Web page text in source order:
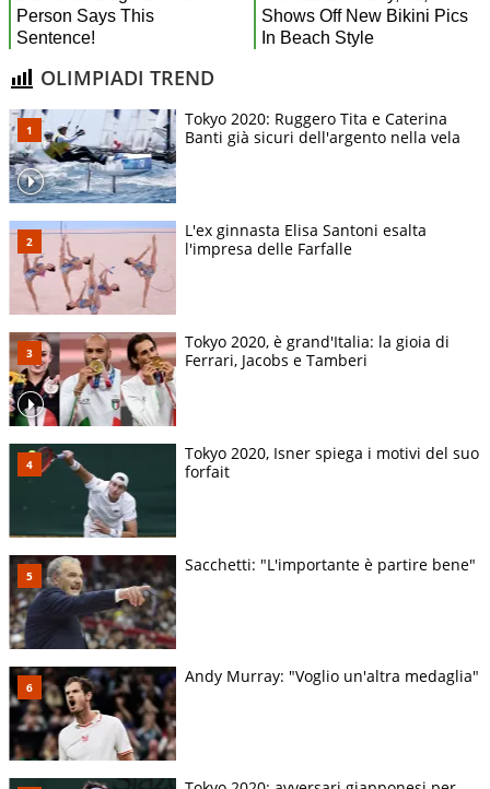
OLIMPIADI TREND
Tokyo 2020: Ruggero Tita e Caterina
Banti già sicuri dell'argento nella vela
L'ex ginnasta Elisa Santoni esalta
l'impresa delle Farfalle
Tokyo 2020, è grand'Italia: la gioia di
Ferrari, Jacobs e Tamberi
Tokyo 2020, Isner spiega i motivi del suo
forfait
Sacchetti: "L'importante è partire bene"
Andy Murray: "Voglio un'altra medaglia"